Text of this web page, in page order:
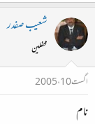
شعیب صفدر
محفلین
اگست 10، 2005
نام